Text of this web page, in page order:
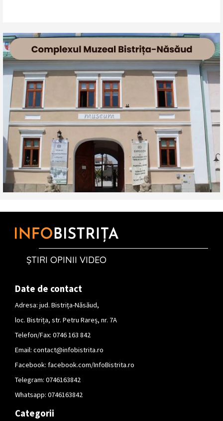
ȘTIRI OPINII VIDEO
Date de contact
Adresa: jud. Bistrița-Năsăud,
loc. Bistrița, str. Petru Rareș, nr. 7A
Telefon/Fax: 0746 163 842
Email: contact@infobistrita.ro
Facebook: facebook.com/InfoBistrita.ro
Telegram: 0746163842
Whatsapp: 0746163842
Categorii